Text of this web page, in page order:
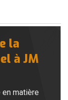
la
à JM
matière